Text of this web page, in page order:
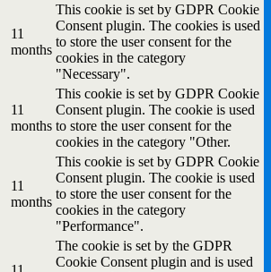
11
months
This cookie is set by GDPR Cookie
Consent plugin. The cookies is used
to store the user consent for the
cookies in the category
"Necessary".
11
months
This cookie is set by GDPR Cookie
Consent plugin. The cookie is used
to store the user consent for the
cookies in the category "Other.
11
months
This cookie is set by GDPR Cookie
Consent plugin. The cookie is used
to store the user consent for the
cookies in the category
"Performance".
The cookie is set by the GDPR
Cookie Consent plugin and is used